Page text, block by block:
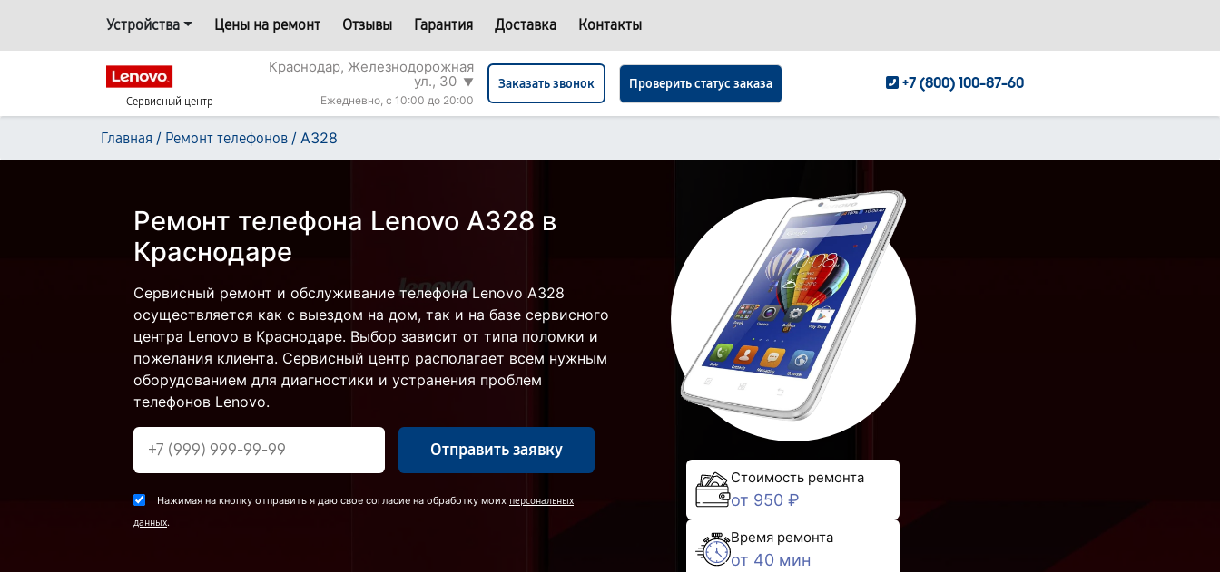
Устройства Цены на ремонт Отзывы Гарантия Доставка Контакты
Сервисный центр
Краснодар, Железнодорожная
ул., 30 ▼
Ежедневно, с 10:00 до 20:00
Заказать звонок Проверить статус заказа +7 (800) 100-87-60
Главная / Ремонт телефонов / A328
Ремонт телефона Lenovo A328 в
Краснодаре
Сервисный ремонт и обслуживание телефона Lenovo A328
осуществляется как с выездом на дом, так и на базе сервисного
центра Lenovo в Краснодаре. Выбор зависит от типа поломки и
пожелания клиента. Сервисный центр располагает всем нужным
оборудованием для диагностики и устранения проблем
телефонов Lenovo.
Отправить заявку
Нажимая на кнопку отправить я даю свое согласие на обработку моих персональных
данных.
Стоимость ремонта
от 950 ₽
Время ремонта
от 40 мин